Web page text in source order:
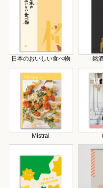
日本のおいしい食べ物 銘
Mistral